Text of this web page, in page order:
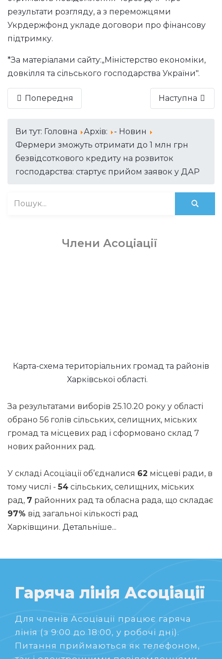
результати розгляду, а з переможцями
Укрдержфонд укладе договори про фінансову
підтримку.
*За матеріалами сайту:„Міністерство економіки,
довкілля та сільського господарства України".
Попередня Наступна
Ви тут: Головна Архів:
- Новин
Фермери зможуть отримати до 1 млн грн
безвідсоткового кредиту на розвиток
господарства: стартує прийом заявок у ДАР
Члени Асоціації
Карта-схема територіальних громад та районів
Харківської області.
За результатами виборів 25.10.20 року у області
обрано 56 голів сільських, селищних, міських
громад та місцевих рад і сформовано склад 7
нових районних рад.
У складі Асоціації об’єдналися 62 місцеві ради, в
тому числі -54 сільських, селищних, міських
рад, 7 районних рад та обласна рада, що складає
97% від загальної кількості рад
Харківщини. Детальніше...
Гаряча лінія Асоціації
Для членів Асоціації працює гаряча
лінія (з 9:00 до 18:00, у робочі дні).
Питання приймаються як телефоном,